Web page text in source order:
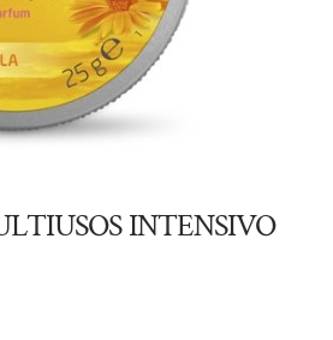
INTENSIVO